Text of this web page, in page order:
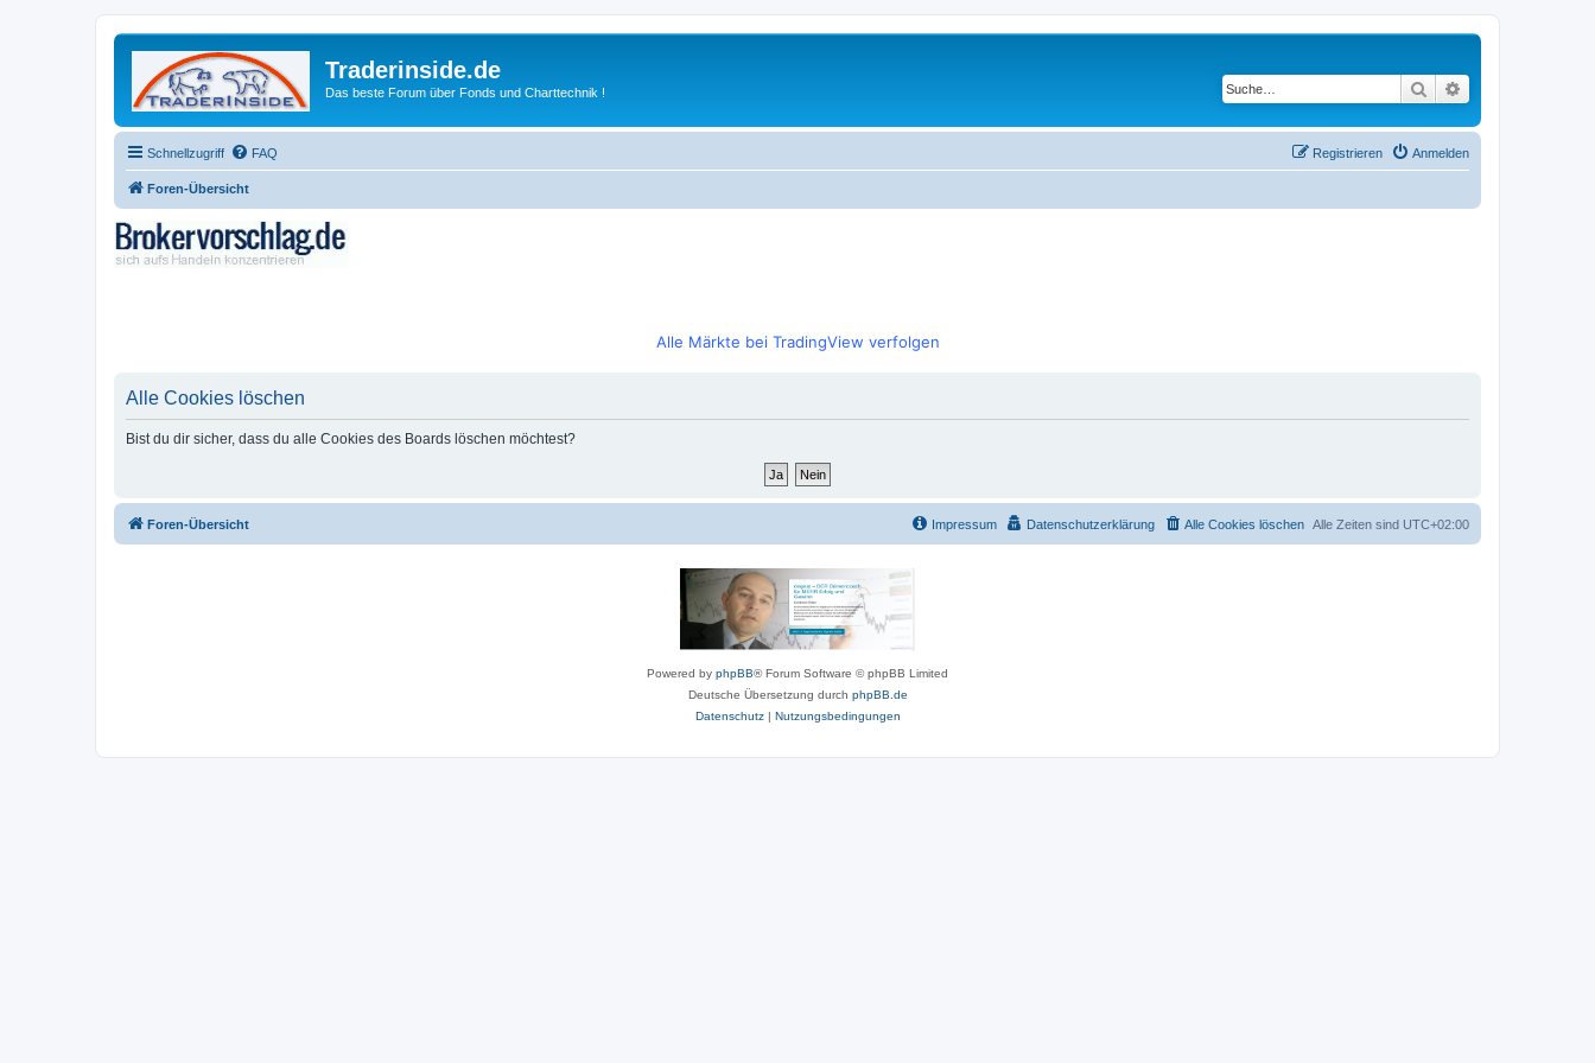
Traderinside.de
Das beste Forum über Fonds und Charttechnik ! Suche
Schnellzugriff FAQ Anmelden
Registrieren
Foren-Übersicht
Alle Märkte bei TradingView verfolgen
Alle Cookies löschen
Bist du dir sicher, dass du alle Cookies des Boards löschen möchtest?
Foren-Übersicht Alle Zeiten sind UTC+02:00
Alle Cookies löschen
Datenschutzerklärung
Impressum
Powered by phpBB® Forum Software © phpBB Limited
Deutsche Übersetzung durch phpBB.de
Datenschutz| Nutzungsbedingungen